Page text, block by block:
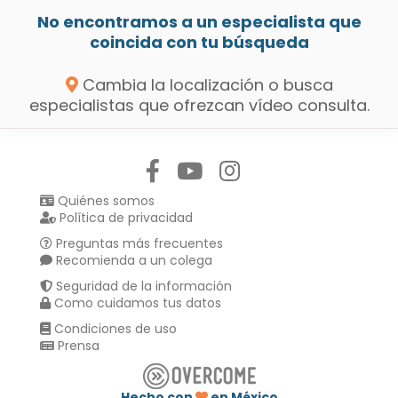
No encontramos a un especialista que
coincida con tu búsqueda
Cambia la localización o busca
especialistas que ofrezcan vídeo consulta.
Quiénes somos
Política de privacidad
Preguntas más frecuentes
Recomienda a un colega
Seguridad de la información
Como cuidamos tus datos
Condiciones de uso
Prensa